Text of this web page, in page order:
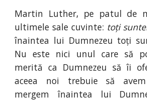
Martin Luther, pe patul de
ultimele sale cuvinte: toți
înaintea lui Dumnezeu toți
Nu este nici unul care să
merită ca Dumnezeu să îi
aceea noi trebuie să
mergem înaintea lui